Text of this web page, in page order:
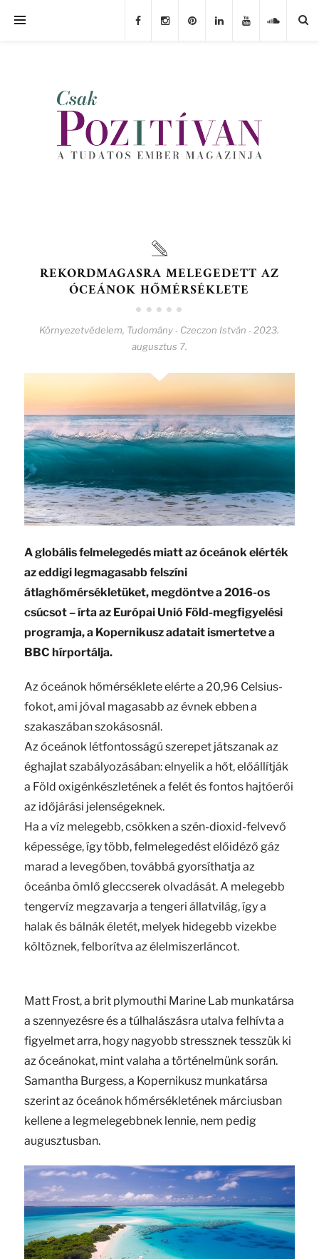
REKORDMAGASRA MELEGEDETT AZ
ÓCEÁNOK HŐMÉRSÉKLETE
Környezetvédelem, Tudomány - Czeczon István - 2023.
augusztus 7.
A globális felmelegedés miatt az óceánok elérték
az eddigi legmagasabb felszíni
átlaghőmérsékletüket, megdöntve a 2016-os
csúcsot – írta az Európai Unió Föld-megfigyelési
programja, a Kopernikusz adatait ismertetve a
BBC hírportálja.
Az óceánok hőmérséklete elérte a 20,96 Celsius-
fokot, ami jóval magasabb az évnek ebben a
szakaszában szokásosnál.
Az óceánok létfontosságú szerepet játszanak az
éghajlat szabályozásában: elnyelik a hőt, előállítják
a Föld oxigénkészletének a felét és fontos hajtóerői
az időjárási jelenségeknek.
Ha a víz melegebb, csökken a szén-dioxid-felvevő
képessége, így több, felmelegedést előidéző gáz
marad a levegőben, továbbá gyorsíthatja az
óceánba ömlő gleccserek olvadását. A melegebb
tengervíz megzavarja a tengeri állatvilág, így a
halak és bálnák életét, melyek hidegebb vizekbe
költöznek, felborítva az élelmiszerláncot.
Matt Frost, a brit plymouthi Marine Lab munkatársa
a szennyezésre és a túlhalászásra utalva felhívta a
figyelmet arra, hogy nagyobb stressznek tesszük ki
az óceánokat, mint valaha a történelmünk során.
Samantha Burgess, a Kopernikusz munkatársa
szerint az óceánok hőmérsékletének márciusban
kellene a legmelegebbnek lennie, nem pedig
augusztusban.